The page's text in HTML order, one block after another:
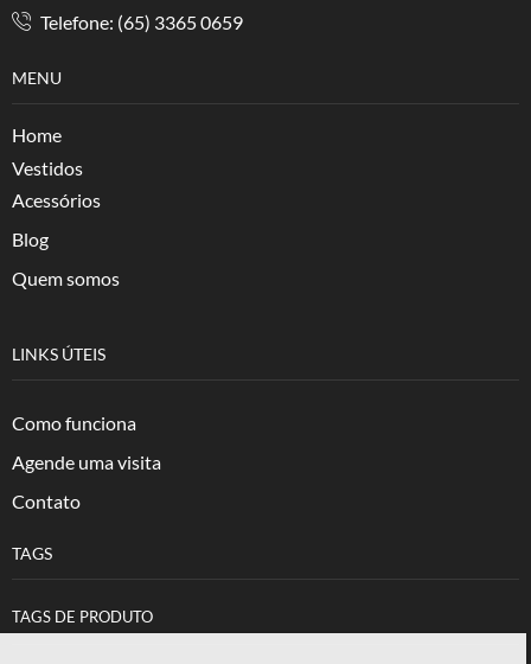
Telefone: (65) 3365 0659
MENU
Home
Vestidos
Acessórios
Blog
Quem somos
LINKS ÚTEIS
Como funciona
Agende uma visita
Contato
TAGS
TAGS DE PRODUTO